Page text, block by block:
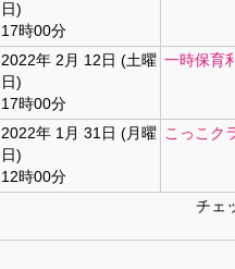
日)
17時00分
2022年 2月 12日 (土曜
日)
17時00分
一時保育
2022年 1月 31日 (月曜
日)
12時00分
こっこク
チェ